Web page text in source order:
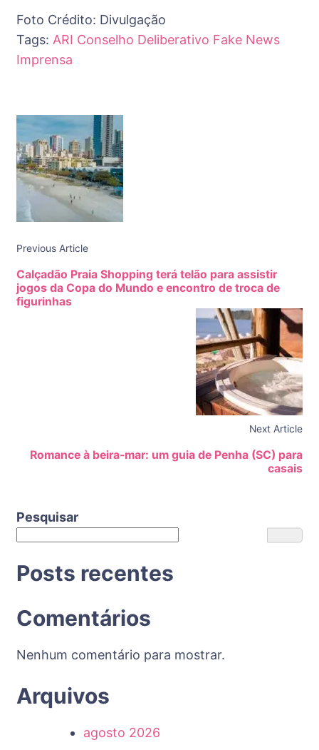
Foto Crédito: Divulgação
Tags: ARI Conselho Deliberativo Fake News
Imprensa
Post
Navigation
Previous Article
Calçadão Praia Shopping terá telão para assistir
jogos da Copa do Mundo e encontro de troca de
figurinhas
Next Article
Romance à beira-mar: um guia de Penha (SC) para
casais
Pesquisar
Posts recentes
Comentários
Nenhum comentário para mostrar.
Arquivos
agosto 2026